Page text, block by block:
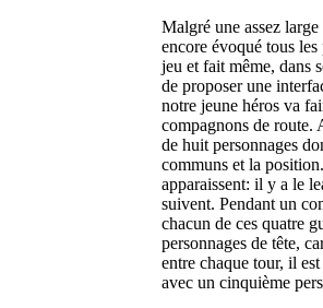
Malgré une assez
encore évoqué tous
jeu et fait même, dans
de proposer une
notre jeune héros va
compagnons de route.
de huit personnages
communs et la
apparaissent: il y a le
suivent. Pendant un
chacun de ces quatre
personnages de tête,
entre chaque tour, il
avec un cinquième